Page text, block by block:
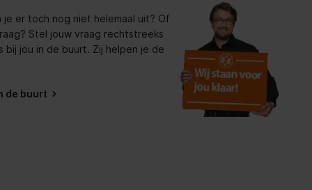
er toch nog niet helemaal uit? Of
Stel jouw vraag rechtstreeks
bij jou in de buurt. Zij helpen je de
de buurt